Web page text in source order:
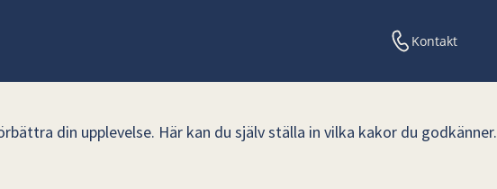
din upplevelse. Här kan du själv ställa in vilka kakor du godkänner.
Kontakt